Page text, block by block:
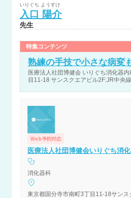
いりぐち ようすけ
入口 陽介
先生
特集コンテンツ
熟練の手技で小さな病変
医療法人社団博健会 いりぐち消化器
目11-18 サンスクエアビル2F:JR中央
Web予約対応
医療法人社団博健会いりぐち消
消化器科
東京都国分寺市南町3丁目11-18サンス